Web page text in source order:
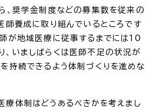
、奨学金制度などの募集数を従来の
養成に取り組んでいるところです
が地域医療に従事するまでには10
いましばらくは医師不足の状況が
持続できるよう体制づくりを進めな
療体制はどうあるべきかを考えまし